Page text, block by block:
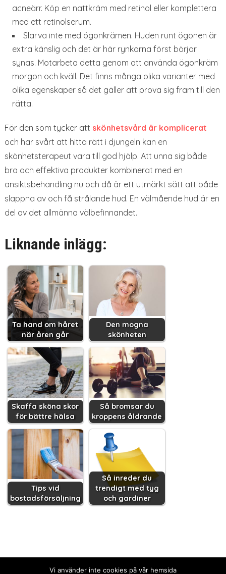
acneärr. Köp en nattkräm med retinol eller komplettera
med ett retinolserum.
Slarva inte med ögonkrämen. Huden runt ögonen är
extra känslig och det är här rynkorna först börjar
synas. Motarbeta detta genom att använda ögonkräm
morgon och kväll. Det finns många olika varianter med
olika egenskaper så det gäller att prova sig fram till den
rätta.
För den som tycker att skönhetsvård är komplicerat
och har svårt att hitta rätt i djungeln kan en
skönhetsterapeut vara till god hjälp. Att unna sig både
bra och effektiva produkter kombinerat med en
ansiktsbehandling nu och då är ett utmärkt sätt att både
slappna av och få strålande hud. En välmående hud är en
del av det allmänna välbefinnandet.
Liknande inlägg:
Ta hand om håret
när åren går
Den mogna
skönheten
Skaffa sköna skor
för bättre hälsa
Så bromsar du
kroppens åldrande
Tips vid
bostadsförsäljning
Så inreder du
trendigt med tyg
och gardiner
Vi använder inte cookies på vår hemsida